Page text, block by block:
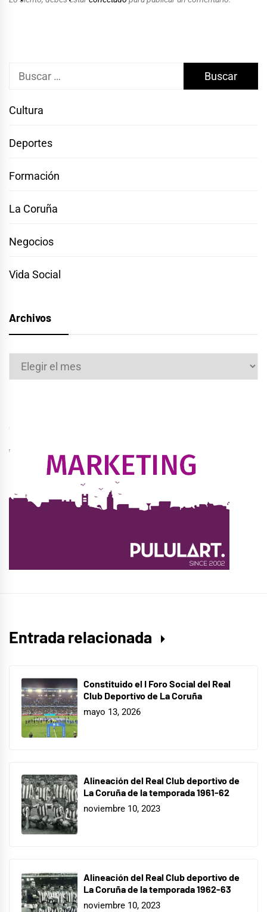
Buscar:
Cultura
Deportes
Formación
La Coruña
Negocios
Vida Social
Archivos
Archivos
Entrada relacionada
Constituido el I Foro Social del Real
Club Deportivo de La Coruña
mayo 13, 2026
Alineación del Real Club deportivo de
La Coruña de la temporada 1961-62
noviembre 10, 2023
Alineación del Real Club deportivo de
La Coruña de la temporada 1962-63
noviembre 10, 2023